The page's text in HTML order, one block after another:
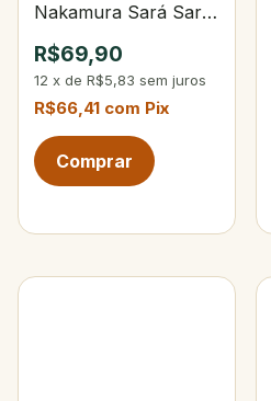
Nakamura Sará Sará
R$69,90
12 x de R$5,83 sem juros
R$66,41 com Pix